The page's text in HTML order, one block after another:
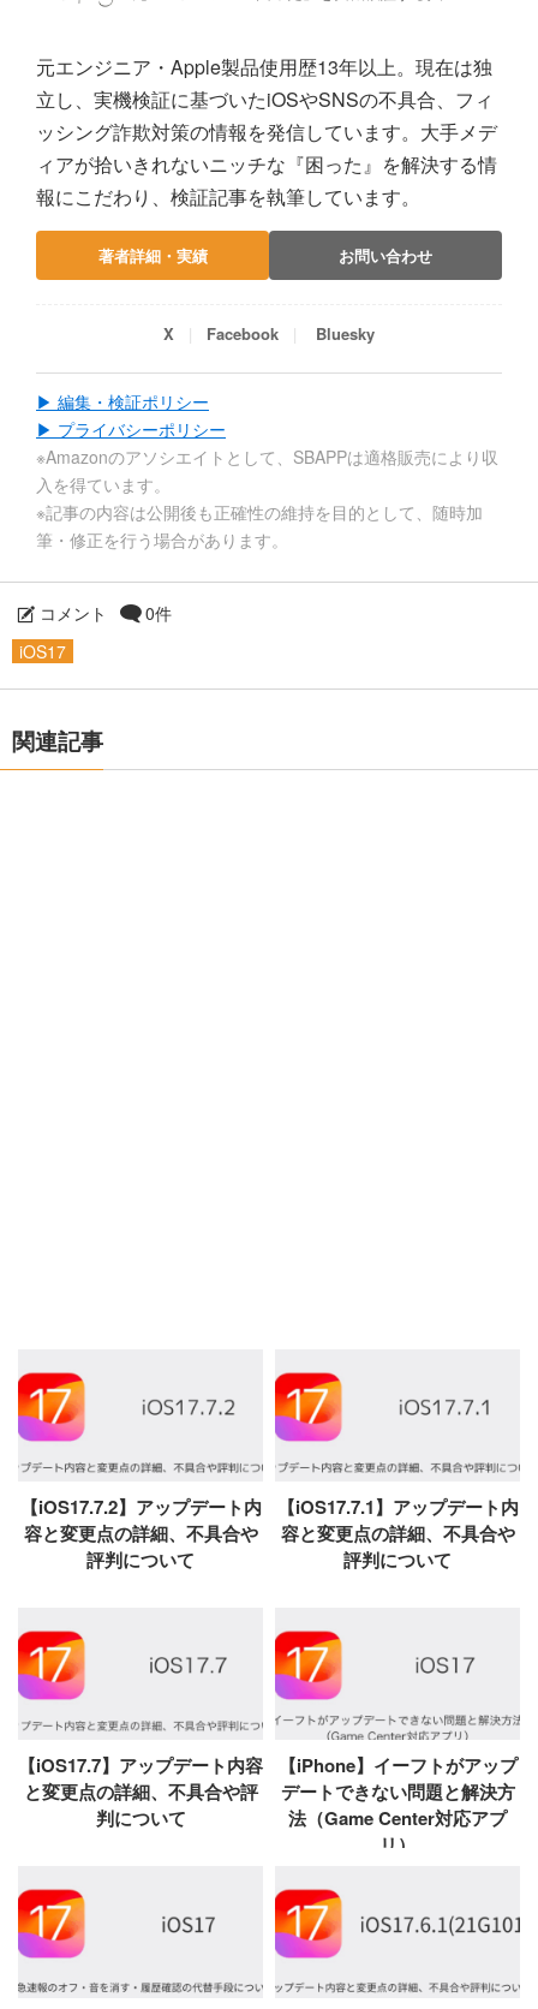
元エンジニア・Apple製品使用歴13年以上。現在は独
立し、実機検証に基づいたiOSやSNSの不具合、フィ
ッシング詐欺対策の情報を発信しています。大手メデ
ィアが拾いきれないニッチな『困った』を解決する情
報にこだわり、検証記事を執筆しています。
著者詳細・実績 お問い合わせ
X Facebook Bluesky
▶ 編集・検証ポリシー
▶ プライバシーポリシー
※Amazonのアソシエイトとして、SBAPPは適格販売により収
入を得ています。
※記事の内容は公開後も正確性の維持を目的として、随時加
筆・修正を行う場合があります。
コメント
0件
iOS17
関連記事
【iOS17.7.2】アップデート内
容と変更点の詳細、不具合や
評判について
【iOS17.7.1】アップデート内
容と変更点の詳細、不具合や
評判について
【iOS17.7】アップデート内容
と変更点の詳細、不具合や評
判について
【iPhone】イーフトがアップ
デートできない問題と解決方
法（Game Center対応アプ
リ）